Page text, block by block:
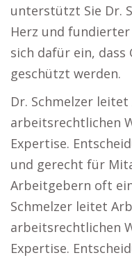
unterstützt Sie Dr.
Herz und
sich dafür ein,
geschützt werden.
Dr. Schmelzer
arbeitsrechtlichen
Expertise.
und gerecht für
Arbeitgebern oft
Schmelzer leitet
arbeitsrechtlichen
Expertise.